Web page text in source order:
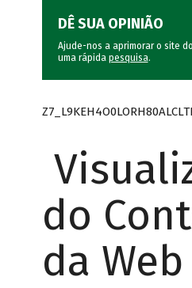
DÊ SUA OPINIÃO
Ajude-nos a aprimorar o site
uma rápida pesquisa.
do
da Web